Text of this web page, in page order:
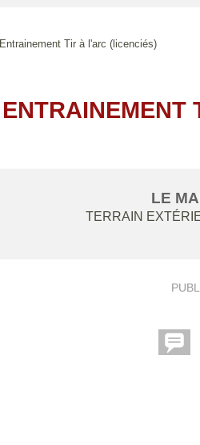
Entrainement Tir à l'arc (licenciés)
ENTRAINEMENT
LE
TERRAIN